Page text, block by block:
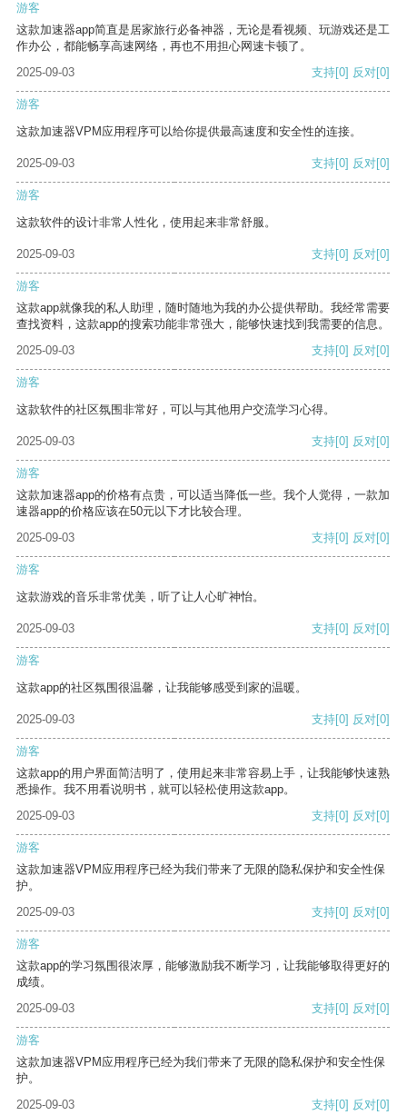
游客
这款加速器app简直是居家旅行必备神器，无论是看视频、玩游戏还是工
作办公，都能畅享高速网络，再也不用担心网速卡顿了。
2025-09-03
支持[0] 反对[0]
游客
这款加速器VPM应用程序可以给你提供最高速度和安全性的连接。
2025-09-03 支持[0] 反对[0]
游客
这款软件的设计非常人性化，使用起来非常舒服。
2025-09-03 支持[0] 反对[0]
游客
这款app就像我的私人助理，随时随地为我的办公提供帮助。我经常需要
查找资料，这款app的搜索功能非常强大，能够快速找到我需要的信息。
2025-09-03
支持[0] 反对[0]
游客
这款软件的社区氛围非常好，可以与其他用户交流学习心得。
2025-09-03 支持[0] 反对[0]
游客
这款加速器app的价格有点贵，可以适当降低一些。我个人觉得，一款加
速器app的价格应该在50元以下才比较合理。
2025-09-03
支持[0] 反对[0]
游客
这款游戏的音乐非常优美，听了让人心旷神怡。
2025-09-03 支持[0] 反对[0]
游客
这款app的社区氛围很温馨，让我能够感受到家的温暖。
2025-09-03 支持[0] 反对[0]
游客
这款app的用户界面简洁明了，使用起来非常容易上手，让我能够快速熟
悉操作。我不用看说明书，就可以轻松使用这款app。
2025-09-03
支持[0] 反对[0]
游客
这款加速器VPM应用程序已经为我们带来了无限的隐私保护和安全性保
护。
2025-09-03
支持[0] 反对[0]
游客
这款app的学习氛围很浓厚，能够激励我不断学习，让我能够取得更好的
成绩。
2025-09-03
支持[0] 反对[0]
游客
这款加速器VPM应用程序已经为我们带来了无限的隐私保护和安全性保
护。
2025-09-03
支持[0] 反对[0]